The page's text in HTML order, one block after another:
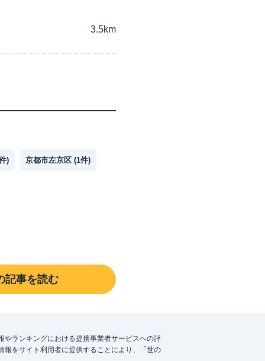
3.5km
) 京都市左京区 (1件)
記事を読む
ランキングにおける提携事業者サービスへの評
をサイト利用者に提供することにより、「世の